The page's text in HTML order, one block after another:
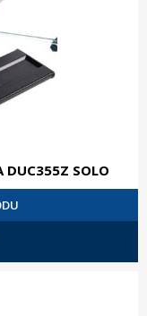
DUC355Z SOLO